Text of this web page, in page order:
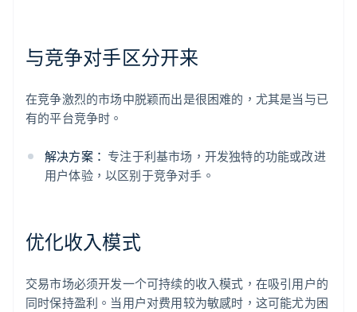
与竞争对手区分开来
在竞争激烈的市场中脱颖而出是很困难的，尤其是当与已
有的平台竞争时。
解决方案： 专注于利基市场，开发独特的功能或改进
用户体验，以区别于竞争对手。
优化收入模式
交易市场必须开发一个可持续的收入模式，在吸引用户的
同时保持盈利。当用户对费用较为敏感时，这可能尤为困
English
爱尔兰
爱沙尼亚
English